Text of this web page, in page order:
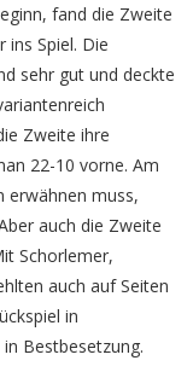
fand die Zweite
ins Spiel. Die
sehr gut und deckte
Zweite ihre
22-10 vorne. Am
erwähnen muss,
auch die Zweite
Schorlemer,
auch auf Seiten
in
Bestbesetzung.